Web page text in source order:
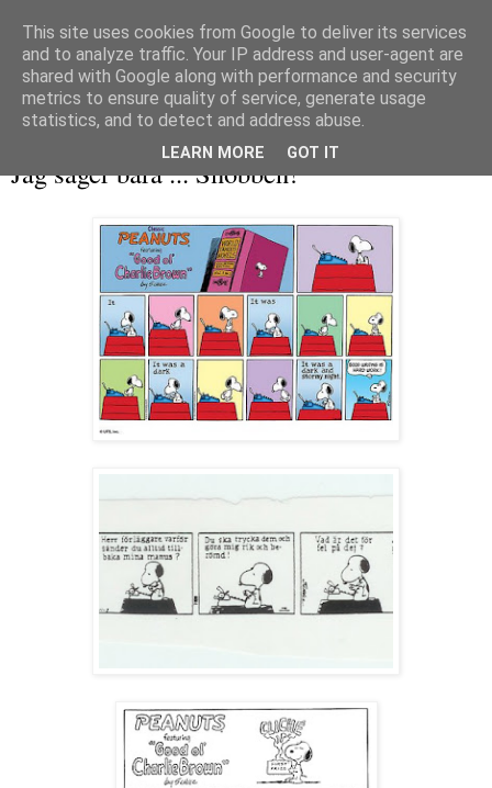
Jag säger bara ... Snobben!
This site uses cookies from Google to deliver its services
and to analyze traffic. Your IP address and user-agent are
shared with Google along with performance and security
metrics to ensure quality of service, generate usage
statistics, and to detect and address abuse.
LEARN MORE GOT IT